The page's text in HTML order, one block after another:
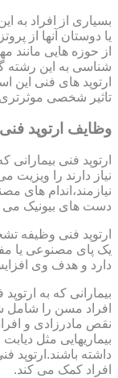
بسیاری از افراد به
یا دوستان آنها از
از حوزه هایی
شناسی به این رشته
ارتوپد های فنی این
تاثیر شخصی
وظایف ارتوپد
ارتوپد فنی
نیاز دارند را ویزیت
نیازمند،اندام های
دست های بیونیک می
ارتوپد فنی وظیفه
یک پای مصنوعی یا
دارد و هدف وی
بیمارانی که به
افراد مسن را شامل
نقص مادرزادی و
بیماریهایی مثل
داشته باشند.ارتوپد
افراد کمک می کند.